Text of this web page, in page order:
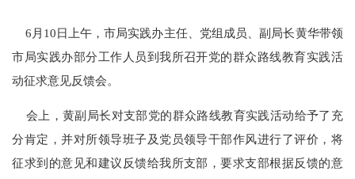
6月10日上午，市局实践办主任、党组成员、副局长黄华带领
市局实践办部分工作人员到我所召开党的群众路线教育实践活
动征求意见反馈会。
会上，黄副局长对支部党的群众路线教育实践活动给予了充
分肯定，并对所领导班子及党员领导干部作风进行了评价，将
征求到的意见和建议反馈给我所支部，要求支部根据反馈的意